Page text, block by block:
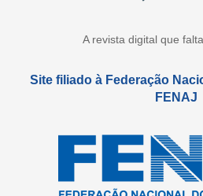
A revista digital que
Site filiado à Federação
FENAJ